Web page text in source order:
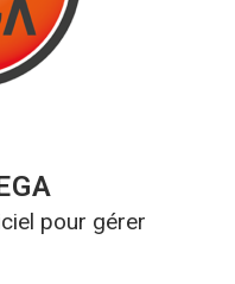
pour gérer